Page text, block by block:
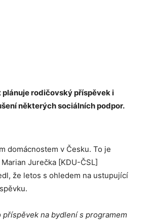
rodičovský příspěvek i
některých sociálních podpor.
domácnostem v Česku. To je
Jurečka [KDU-ČSL]
že letos s ohledem na ustupující
na bydlení s programem